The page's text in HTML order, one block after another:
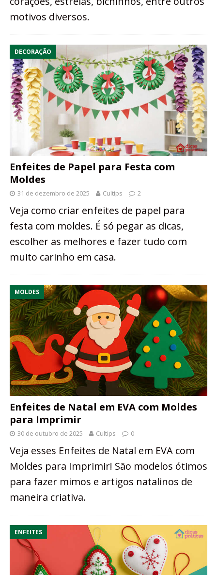
motivos diversos.
DECORAÇÃO
Enfeites de Papel para Festa com
Moldes
31 de dezembro de 2025 Cultips 2
Veja como criar enfeites de papel para
festa com moldes. É só pegar as dicas,
escolher as melhores e fazer tudo com
muito carinho em casa.
MOLDES
Enfeites de Natal em EVA com Moldes
para Imprimir
30 de outubro de 2025 Cultips 0
Veja esses Enfeites de Natal em EVA com
Moldes para Imprimir! São modelos ótimos
para fazer mimos e artigos natalinos de
maneira criativa.
ENFEITES